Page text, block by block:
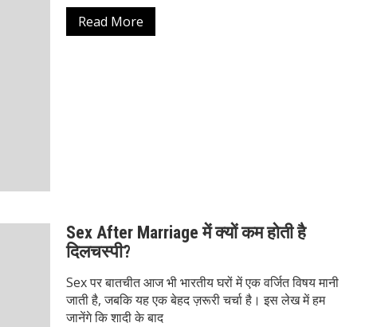
Read More
Sex After Marriage में क्यों कम होती है
दिलचस्पी?
Sex पर बातचीत आज भी भारतीय घरों में एक वर्जित विषय मानी
जाती है, जबकि यह एक बेहद ज़रूरी चर्चा है। इस लेख में हम
जानेंगे कि शादी के बाद